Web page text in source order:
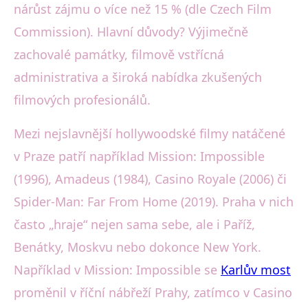
nárůst zájmu o více než 15 % (dle Czech Film
Commission). Hlavní důvody? Výjimečně
zachovalé památky, filmově vstřícná
administrativa a široká nabídka zkušených
filmových profesionálů.
Mezi nejslavnější hollywoodské filmy natáčené
v Praze patří například Mission: Impossible
(1996), Amadeus (1984), Casino Royale (2006) či
Spider-Man: Far From Home (2019). Praha v nich
často „hraje“ nejen sama sebe, ale i Paříž,
Benátky, Moskvu nebo dokonce New York.
Například v Mission: Impossible se Karlův most
proměnil v říční nábřeží Prahy, zatímco v Casino